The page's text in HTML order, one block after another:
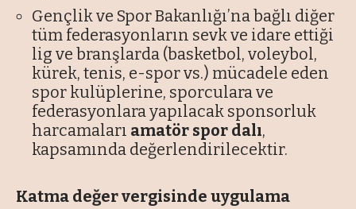
Gençlik ve Spor Bakanlığı’na bağlı diğer
tüm federasyonların sevk ve idare ettiği
lig ve branşlarda (basketbol, voleybol,
kürek, tenis, e-spor vs.) mücadele eden
spor kulüplerine, sporculara ve
federasyonlara yapılacak sponsorluk
harcamaları amatör spor dalı,
kapsamında değerlendirilecektir.
Katma değer vergisinde uygulama